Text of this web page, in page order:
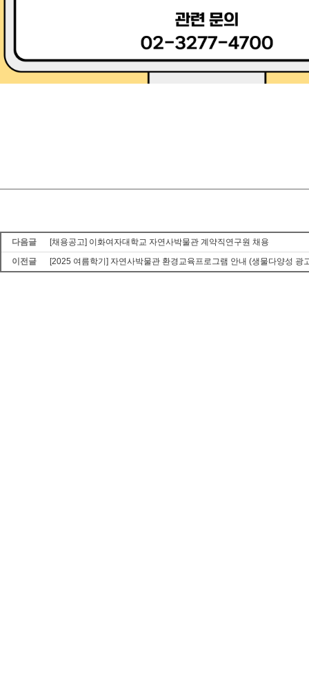
다음글
[채용공고] 이화여자대학교 자연사박물관 계약직연구원 채용
이전글
[2025 여름학기] 자연사박물관 환경교육프로그램 안내 (생물다양성 광